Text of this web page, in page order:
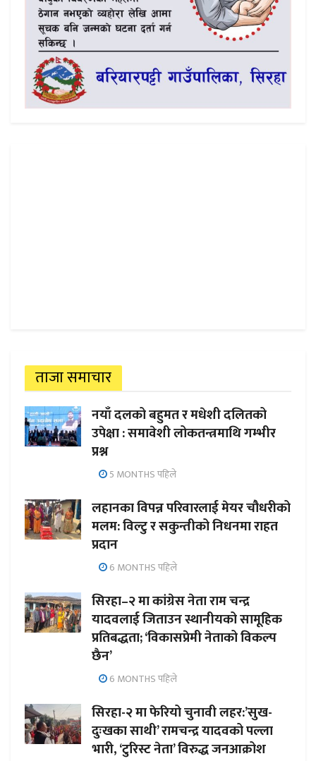
ताजा समाचार
नयाँ दलको बहुमत र मधेशी दलितको
उपेक्षा : समावेशी लोकतन्त्रमाथि गम्भीर
प्रश्न
5 MONTHS पहिले
लहानका विपन्न परिवारलाई मेयर चौधरीको
मलम: विल्टु र सकुन्तीको निधनमा राहत
प्रदान
6 MONTHS पहिले
सिरहा–२ मा कांग्रेस नेता राम चन्द्र
यादवलाई जिताउन स्थानीयको सामूहिक
प्रतिबद्धता; ‘विकासप्रेमी नेताको विकल्प
छैन’
6 MONTHS पहिले
सिरहा-२ मा फेरियो चुनावी लहर:’सुख-
दुःखका साथी’ रामचन्द्र यादवको पल्ला
भारी, ‘टुरिस्ट नेता’ विरुद्ध जनआक्रोश